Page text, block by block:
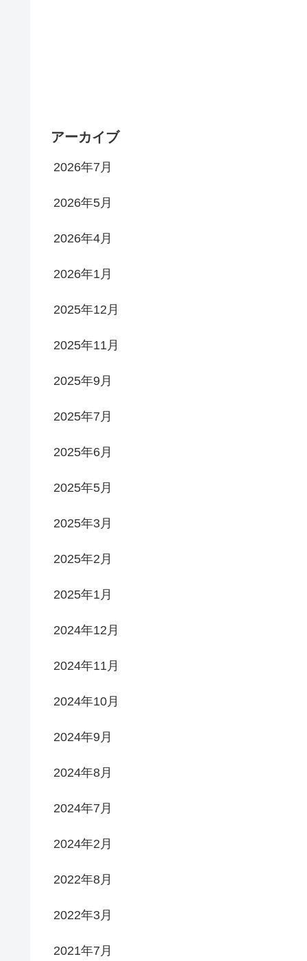
アーカイブ
2026年7月
2026年5月
2026年4月
2026年1月
2025年12月
2025年11月
2025年9月
2025年7月
2025年6月
2025年5月
2025年3月
2025年2月
2025年1月
2024年12月
2024年11月
2024年10月
2024年9月
2024年8月
2024年7月
2024年2月
2022年8月
2022年3月
2021年7月